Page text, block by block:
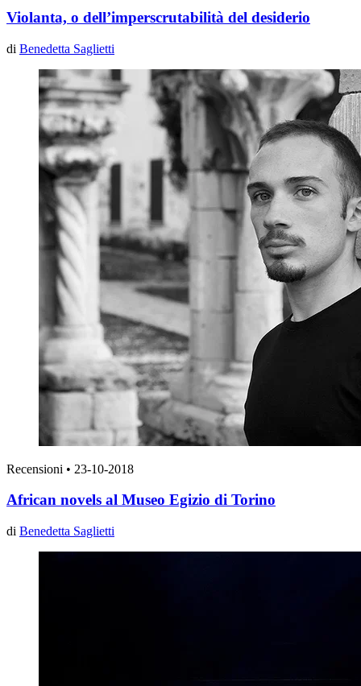
Violanta, o dell’imperscrutabilità del desiderio
di Benedetta Saglietti
Recensioni • 23-10-2018
African novels al Museo Egizio di Torino
di Benedetta Saglietti